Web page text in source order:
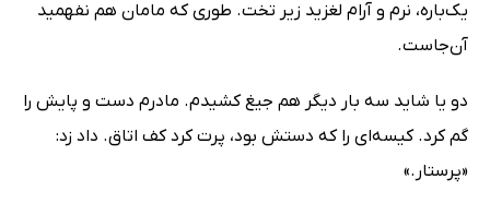
یک‌باره، نرم و آرام لغزید زیر تخت. طوری که مامان هم نفهمید
آن‌جاست.
دو یا شاید سه بار دیگر هم جیغ کشیدم. مادرم دست و پایش را
گم کرد. کیسه‌ای را که دستش بود، پرت کرد کف اتاق. داد زد:
«پرستار.»